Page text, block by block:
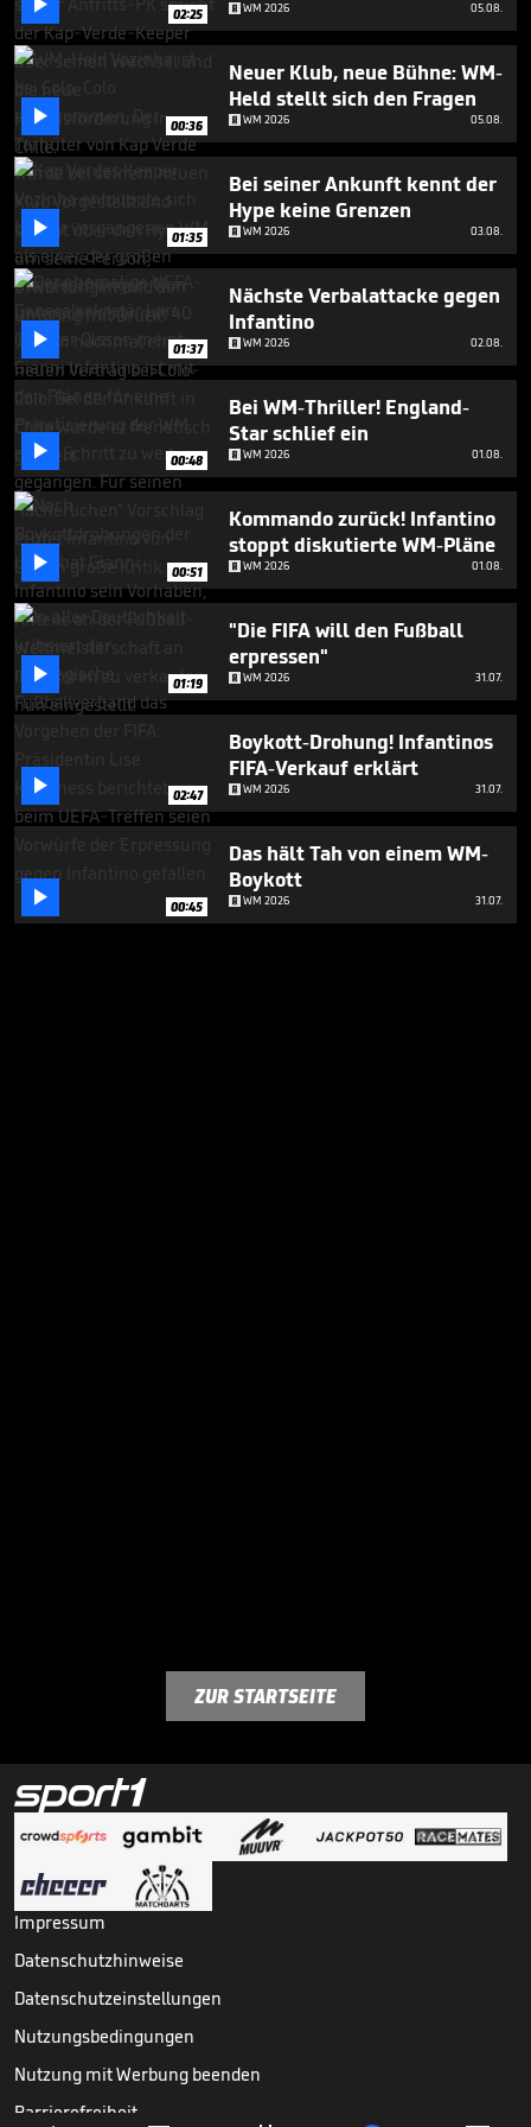
seconds
02:25 WM 2026 05.08.
 00:36
Neuer Klub, neue Bühne: WM-
Held stellt sich den Fragen
WM 2026 05.08.
 01:35
Bei seiner Ankunft kennt der
Hype keine Grenzen
WM 2026 03.08.
 01:37
Nächste Verbalattacke gegen
Infantino
WM 2026 02.08.
 00:48
Bei WM-Thriller! England-
Star schlief ein
WM 2026 01.08.
 00:51
Kommando zurück! Infantino
stoppt diskutierte WM-Pläne
WM 2026 01.08.
 01:19
"Die FIFA will den Fußball
erpressen"
WM 2026 31.07.
 02:47
Boykott-Drohung! Infantinos
FIFA-Verkauf erklärt
WM 2026 31.07.
 00:45
Das hält Tah von einem WM-
Boykott
WM 2026 31.07.
ZUR STARTSEITE
Impressum
Datenschutzhinweise
Datenschutzeinstellungen
Nutzungsbedingungen
Nutzung mit Werbung beenden
Barrierefreiheit